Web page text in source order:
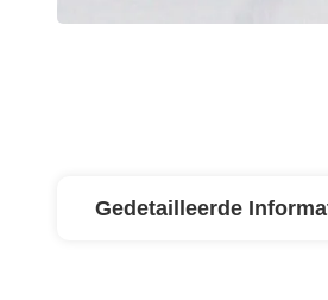
Gedetailleerde